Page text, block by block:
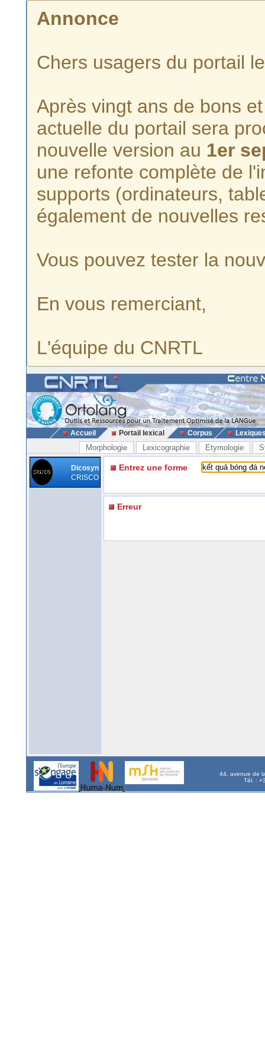
Annonce
Chers usagers du portail
Après vingt ans de bons
actuelle du portail sera
nouvelle version au 1er
une refonte complète de
supports (ordinateurs,
également de nouvelles
Vous pouvez tester la
En vous remerciant,
L'équipe du CNRTL
Accueil Portail lexical Corpus
Morphologie Lexicographie Etymologie
Dicosyn
CRISCO
Entrez une forme
Erreur
44, avenue de
Tél. :